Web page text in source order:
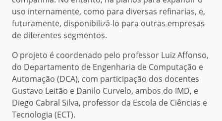
uso internamente, como para diversas refinarias, e,
futuramente, disponibilizá-lo para outras empresas
de diferentes segmentos.
O projeto é coordenado pelo professor Luiz Affonso,
do Departamento de Engenharia de Computação e
Automação (DCA), com participação dos docentes
Gustavo Leitão e Danilo Curvelo, ambos do IMD, e
Diego Cabral Silva, professor da Escola de Ciências e
Tecnologia (ECT).